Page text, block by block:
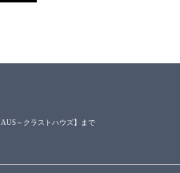
～クラストハウズ】まで